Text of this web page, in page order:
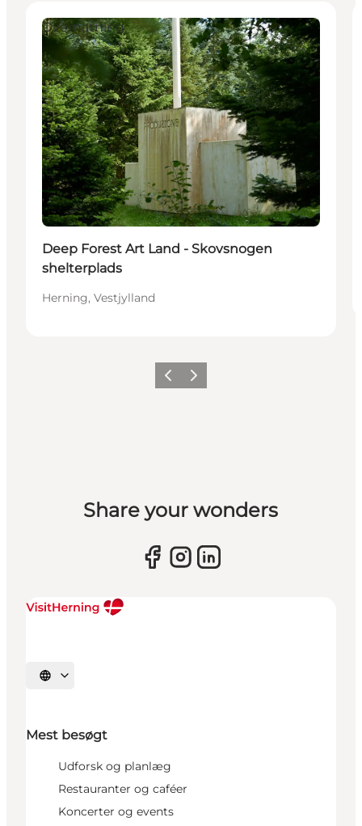
Overnatning
Deep Forest Art Land - Skovsnogen
shelterplads
Herning, Vestjylland
Forrige billede
Næste billede
Share your wonders
Vælg sprog
Mest besøgt
Udforsk og planlæg
Restauranter og caféer
Koncerter og events